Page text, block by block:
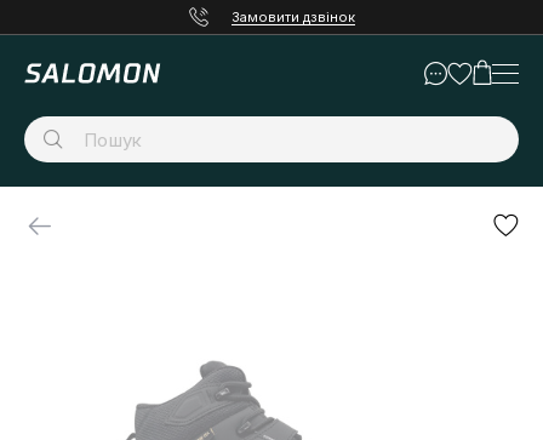
Замовити дзвінок